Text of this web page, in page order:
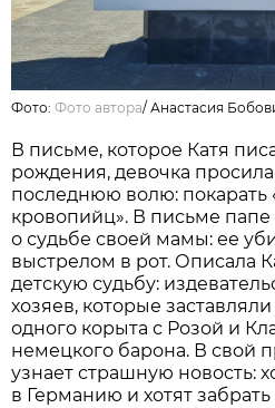
Фото:Фото автора/Анастасия
В письме, которое Катя
рождения, девочка
последнюю волю: покарать
кровопийц». В письме папе
о судьбе своей мамы: ее
выстрелом в рот. Описала
детскую судьбу:
хозяев, которые
одного корыта с Розой и
немецкого барона. В свой
узнает страшную новость:
в Германию и хотят